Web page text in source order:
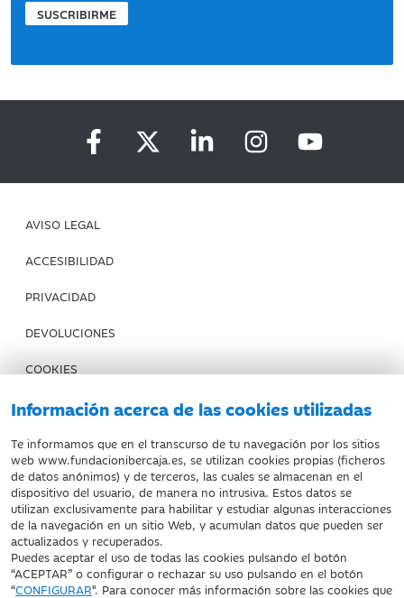
Información acerca de las cookies utilizadas
Te informamos que en el transcurso de tu navegación por los sitios
web www.fundacionibercaja.es, se utilizan cookies propias (ficheros
de datos anónimos) y de terceros, las cuales se almacenan en el
dispositivo del usuario, de manera no intrusiva. Estos datos se
utilizan exclusivamente para habilitar y estudiar algunas interacciones
de la navegación en un sitio Web, y acumulan datos que pueden ser
actualizados y recuperados.
Puedes aceptar el uso de todas las cookies pulsando el botón
“ACEPTAR” o configurar o rechazar su uso pulsando en el botón
“CONFIGURAR". Para conocer más información sobre las cookies que
SUSCRIBIRME
AVISO LEGAL
ACCESIBILIDAD
PRIVACIDAD
DEVOLUCIONES
COOKIES
CONDICIONES DE COMPRA
IBERCAJA BANCO
Fundación Bancaria Ibercaja. C.I.F. G-50000652.
Inscrita en el Registro de Fundaciones del Mº de Educación,
Cultura y Deporte con el nº 1689.
Domicilio social: Joaquín Costa, 13. 50001 Zaragoza.